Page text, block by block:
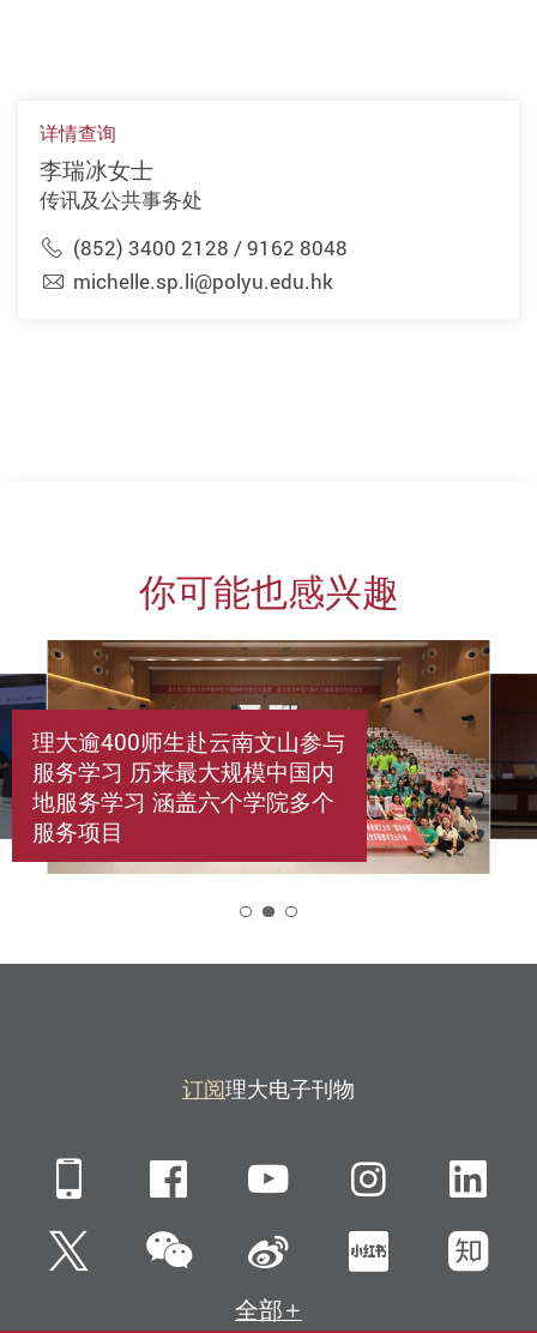
详情查询
李瑞冰女士
传讯及公共事务处
(852) 3400 2128 / 9162 8048
michelle.sp.li@polyu.edu.hk
你可能也感兴趣
理大逾400师生赴云南文山参与
服务学习 历来最大规模中国内
地服务学习 涵盖六个学院多个
服务项目
订阅理大电子刊物
Mobile FacebookYouTube
Twitter微信 新浪微博小红书知
全部